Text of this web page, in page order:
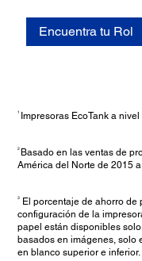
Encuentra tu Rol
1 Impresoras EcoTank a
2 Basado en las ventas de
América del Norte de 2015
3
El porcentaje de ahorro
configuración de la
papel están disponibles
basados en imágenes, solo
en blanco superior e inferior.